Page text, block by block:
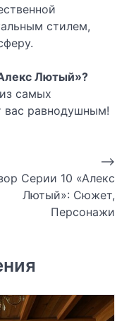
стилем,
Лютый»?
самых
вас равнодушным!
Серии 10 «Алекс
Лютый»: Сюжет,
Персонажи
⟶